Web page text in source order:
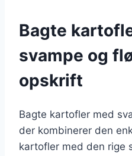
Bagte
svampe og
opskrift
Bagte kartofler med
der kombinerer den
kartofler med den rige